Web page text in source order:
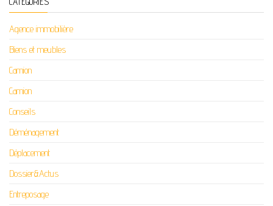
Agence immobilière
Biens et meubles
Camion
Camion
Conseils
Déménagement
Déplacement
Dossier&Actus
Entreposage